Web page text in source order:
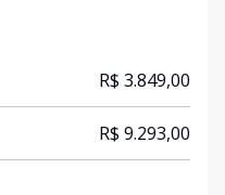
R$ 3.849,00
R$ 9.293,00